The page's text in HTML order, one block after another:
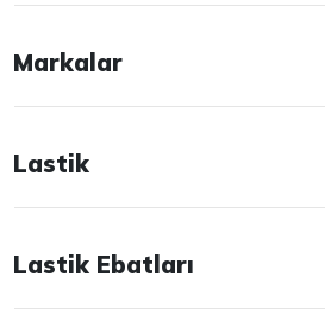
Markalar
Lastik
Lastik Ebatları